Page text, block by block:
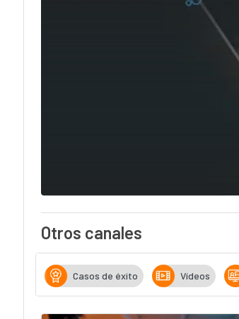
Otros canales
Casos de éxito Vídeos